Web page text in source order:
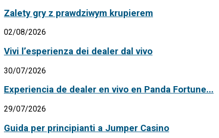
Zalety gry z prawdziwym krupierem
02/08/2026
Vivi l’esperienza dei dealer dal vivo
30/07/2026
Experiencia de dealer en vivo en Panda Fortune...
29/07/2026
Guida per principianti a Jumper Casino